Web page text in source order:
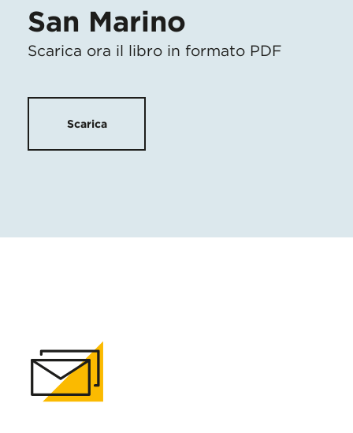
San Marino
Scarica ora il libro in formato PDF
Scarica